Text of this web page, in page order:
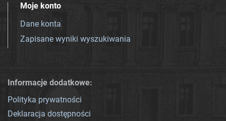
Moje konto
Dane konta
Zapisane wyniki wyszukiwania
Informacje dodatkowe:
Polityka prywatności
Deklaracja dostępności